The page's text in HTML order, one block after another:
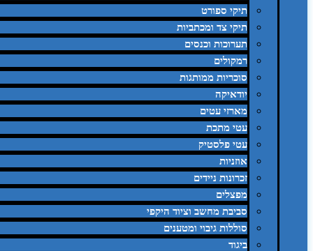
תיקי ספורט
תיקי צד ומכתביות
תערוכות וכנסים
רמקולים
סוכריות ממותגות
יודאיקה
מארזי עטים
עטי מתכת
עטי פלסטיק
אוזניות
זכרונות ניידים
מפצלים
סביבת מחשב וציוד היקפי
סוללות גיבוי ומטענים
ביגוד